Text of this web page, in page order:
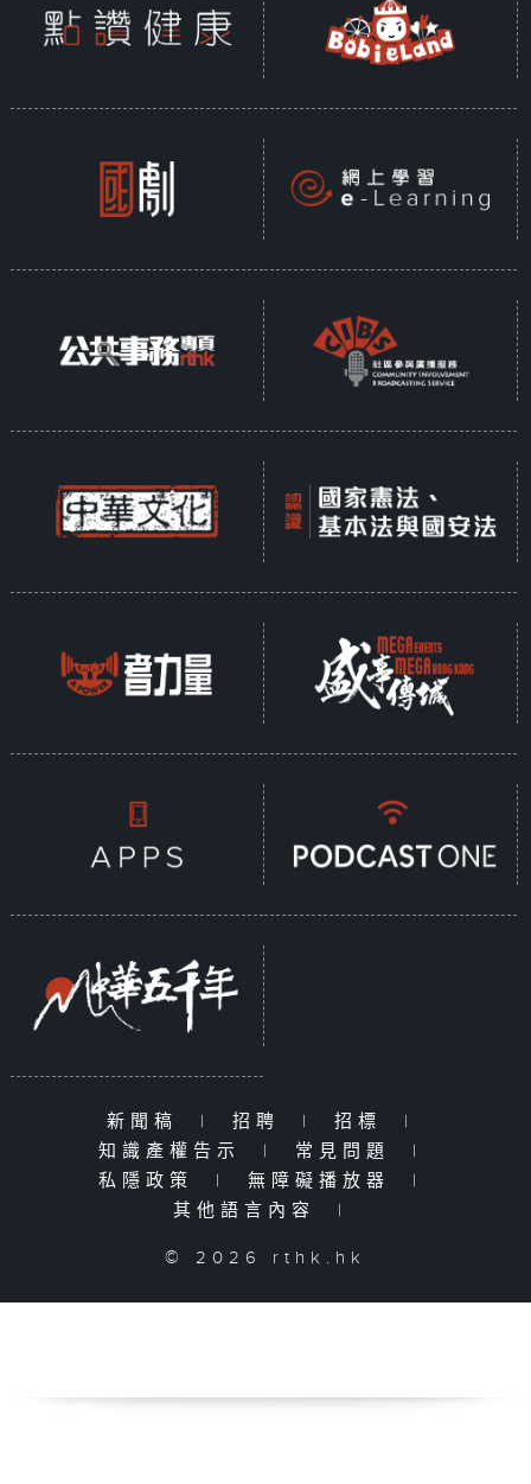
新聞稿 | 招聘 | 招標
|
知識產權告示
| 常見問題
|
私隱政策
| 無障礙播放器
|
其他語言內容
|
© 2026 rthk.hk